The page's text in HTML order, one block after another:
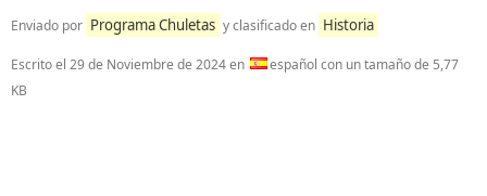
Enviado por Programa Chuletas y clasificado en Historia
Escrito el 29 de Noviembre de 2024en
español con un tamaño de 5,77
KB